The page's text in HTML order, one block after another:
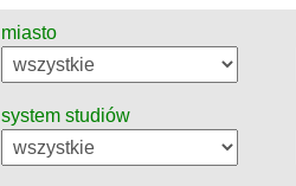
miasto
system studiów